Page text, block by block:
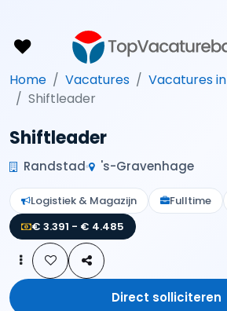
Home Vacatures
Vacatures
Shiftleader
Shiftleader
Randstad 's-Gravenhage
Logistiek & Magazijn Fulltime
€ 3.391 - € 4.485
Direct solliciteren